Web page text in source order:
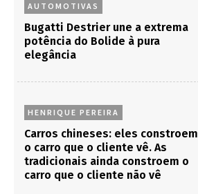
AUTOMOTIVAS
Bugatti Destrier une a extrema
potência do Bolide à pura
elegância
HENRIQUE PEREIRA
Carros chineses: eles constroem
o carro que o cliente vê. As
tradicionais ainda constroem o
carro que o cliente não vê